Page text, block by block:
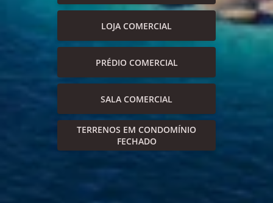
LOJA COMERCIAL
PRÉDIO COMERCIAL
SALA COMERCIAL
TERRENOS EM CONDOMÍNIO
FECHADO